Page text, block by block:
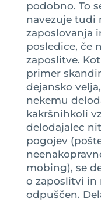
podobno. To
navezuje tudi
zaposlovanja
posledice, če
zaposlitve.
primer
dejansko
nekemu
kakršnihkoli
delodajalec
pogojev
mobing), se
o zaposlitvi in
odpuščen.